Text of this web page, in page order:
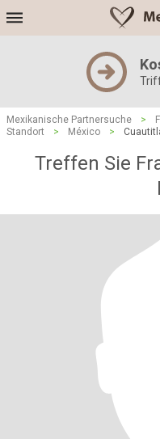
Mexikanische Partnersuche >
Standort
> México >
Treffen Sie